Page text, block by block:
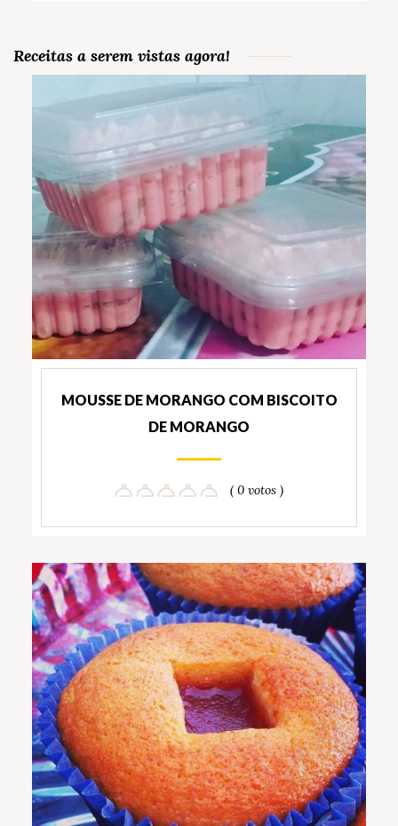
Receitas a serem vistas agora!
MOUSSE DE MORANGO COM BISCOITO
DE MORANGO
( 0 votos )